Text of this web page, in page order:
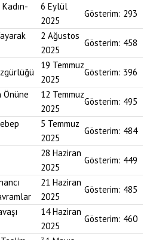
6 Eylül
2025
Gösterim: 293
2 Ağustos
2025
Gösterim: 458
19 Temmuz
2025
Gösterim: 396
Önüne
12 Temmuz
2025
Gösterim: 495
5 Temmuz
2025
Gösterim: 484
28 Haziran
2025
Gösterim: 449
21 Haziran
2025
Gösterim: 485
14 Haziran
2025
Gösterim: 460